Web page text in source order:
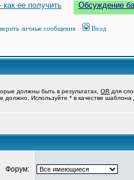
ее получить Обсуждение
личные сообщения Вход
должны быть в результатах, OR для
должно. Используйте * в качестве шаблона
Форум: